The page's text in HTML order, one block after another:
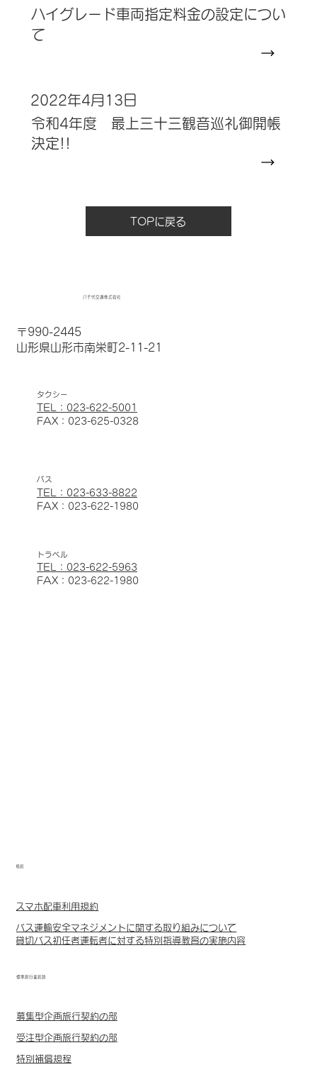
ハイグレード車両指定料金の設定につい
て
2022年4月13日
令和4年度 最上三十三観音巡礼御開帳
決定!!
TOPに戻る
八千代交通株式会社
〒990-2445
山形県山形市南栄町2-11-21
​タクシー
TEL：023-622-5001
FAX：023-625-0328
バス
TEL：023-633-8822
FAX：023-622-1980
トラベル
TEL：023-622-5963
FAX：023-622-1980
規約
スマホ配車利用規約
バス運輸安全マネジメントに関する取り組みについて
貸切バス初任者運転者に対する特別指導教育の実施内容
標準旅行業約款
募集型企画旅行契約の部
受注型企画旅行契約の部
特別補償規程